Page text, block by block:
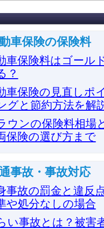
車保険の保険料
車保険料はゴール
？
車保険の見直しポ
グと節約方法を解
ウンの保険料相場
保険の選び方まで
事故・事故対応
事故の罰金と違反
や処分なしの場合
い事故とは？被害